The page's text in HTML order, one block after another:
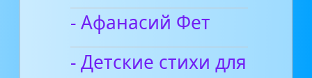
- Афанасий Фет
- Детские стихи для